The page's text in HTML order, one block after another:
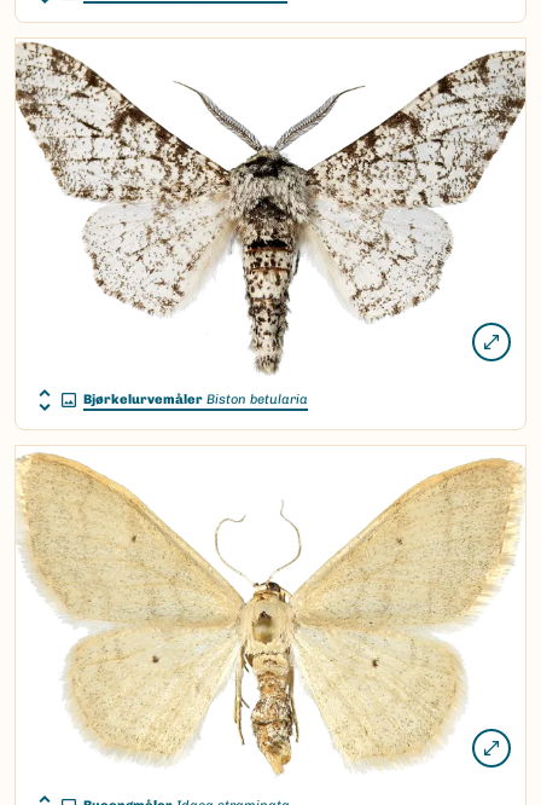
Bjørkelurvemåler Biston betularia